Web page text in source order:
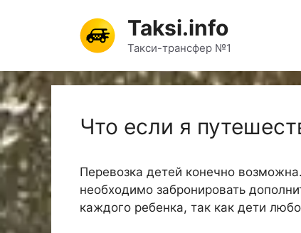
содержимому
Taksi.info
Такси-трансфер №1
Что если я
Перевозка детей конечно
необходимо забронировать
каждого ребенка, так как дети